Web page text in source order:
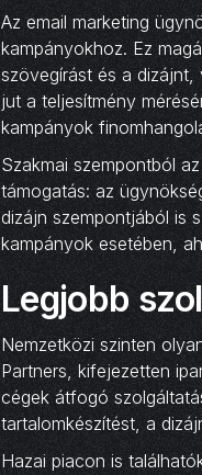
Az email marketing
kampányokhoz. Ez
szövegírást és a dizájnt,
jut a teljesítmény
kampányok
Szakmai szempontból
támogatás: az
dizájn szempontjából is
kampányok esetében,
Legjobb
Nemzetközi szinten
Partners, kifejezetten
cégek átfogó
tartalomkészítést, a
Hazai piacon is